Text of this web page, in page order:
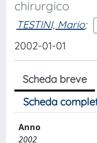
chirurgico
TESTINI, Mario;
2002-01-01
Scheda breve
Scheda
Anno
2002